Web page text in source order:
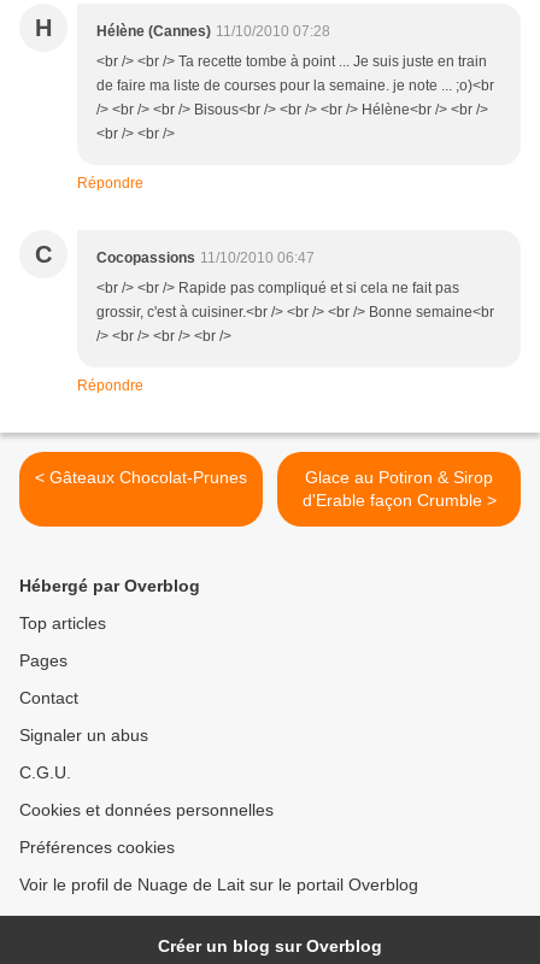
H Hélène (Cannes) 11/10/2010 07:28
<br /> <br /> Ta recette tombe à point ... Je suis juste en train
de faire ma liste de courses pour la semaine. je note ... ;o)<br
/> <br /> <br /> Bisous<br /> <br /> <br /> Hélène<br /> <br />
<br /> <br />
Répondre
C Cocopassions 11/10/2010 06:47
<br /> <br /> Rapide pas compliqué et si cela ne fait pas
grossir, c'est à cuisiner.<br /> <br /> <br /> Bonne semaine<br
/> <br /> <br /> <br />
Répondre
< Gâteaux Chocolat-Prunes
Glace au Potiron & Sirop
d'Erable façon Crumble >
Hébergé par Overblog
Top articles
Pages
Contact
Signaler un abus
C.G.U.
Cookies et données personnelles
Préférences cookies
Voir le profil de Nuage de Lait sur le portail Overblog
Créer un blog sur Overblog